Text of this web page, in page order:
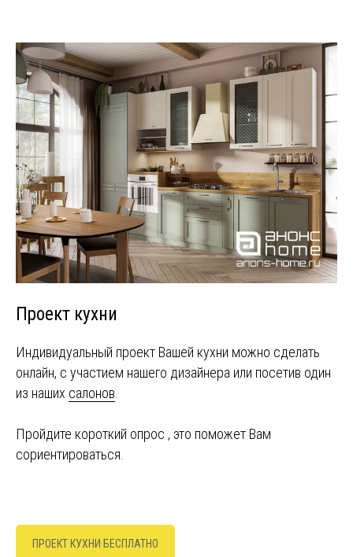
Проект кухни
Индивидуальный проект Вашей кухни можно сделать
онлайн, с участием нашего дизайнера или посетив один
из наших салонов
Пройдите короткий опрос , это поможет Вам
сориентироваться.
ПРОЕКТ КУХНИ БЕСПЛАТНО